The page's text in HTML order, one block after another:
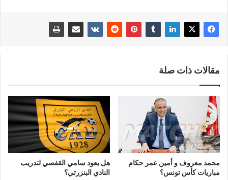
مقالات ذات صلة
محمد معروف و أمين عمر حكام
مباريات كأس تونس؟
هل يعود سامي القفصي لتدريب
النادي البنزرتي؟